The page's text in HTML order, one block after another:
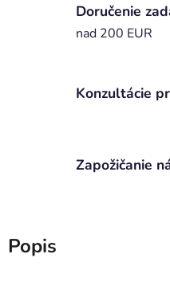
Doručenie
nad 200 EUR
Konzultácie
Zapožičanie
Popis